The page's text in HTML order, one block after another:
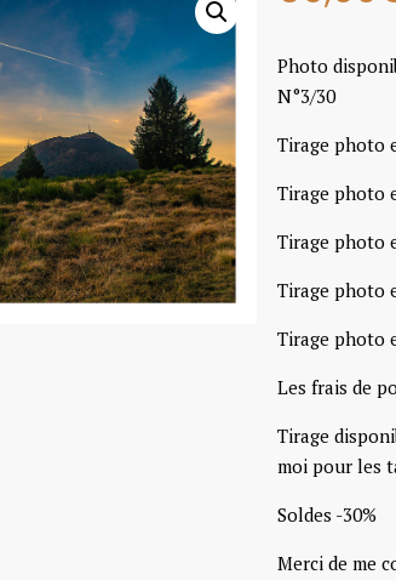
Photo
N°3/30
Tirage photo
Tirage photo
Tirage photo
Tirage photo
Tirage photo
Les frais de
Tirage
moi pour les
Soldes -30%
Merci de me